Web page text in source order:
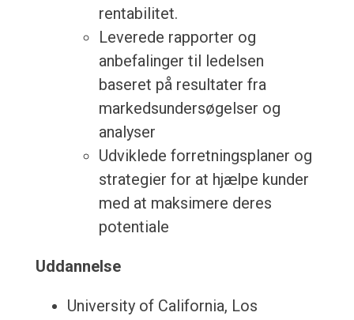
rentabilitet.
Leverede rapporter og
anbefalinger til ledelsen
baseret på resultater fra
markedsundersøgelser og
analyser
Udviklede forretningsplaner og
strategier for at hjælpe kunder
med at maksimere deres
potentiale
Uddannelse
University of California, Los